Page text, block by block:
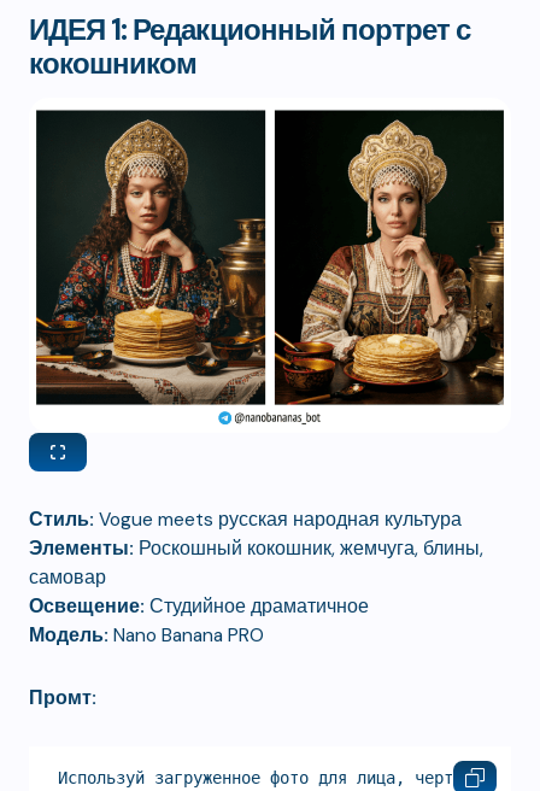
ИДЕЯ 1: Редакционный портрет с
кокошником
Стиль: Vogue meets русская народная культура
Элементы: Роскошный кокошник, жемчуга, блины,
самовар
Освещение: Студийное драматичное
Модель: Nano Banana PRO
Промт:
Используй загруженное фото для лица, черты